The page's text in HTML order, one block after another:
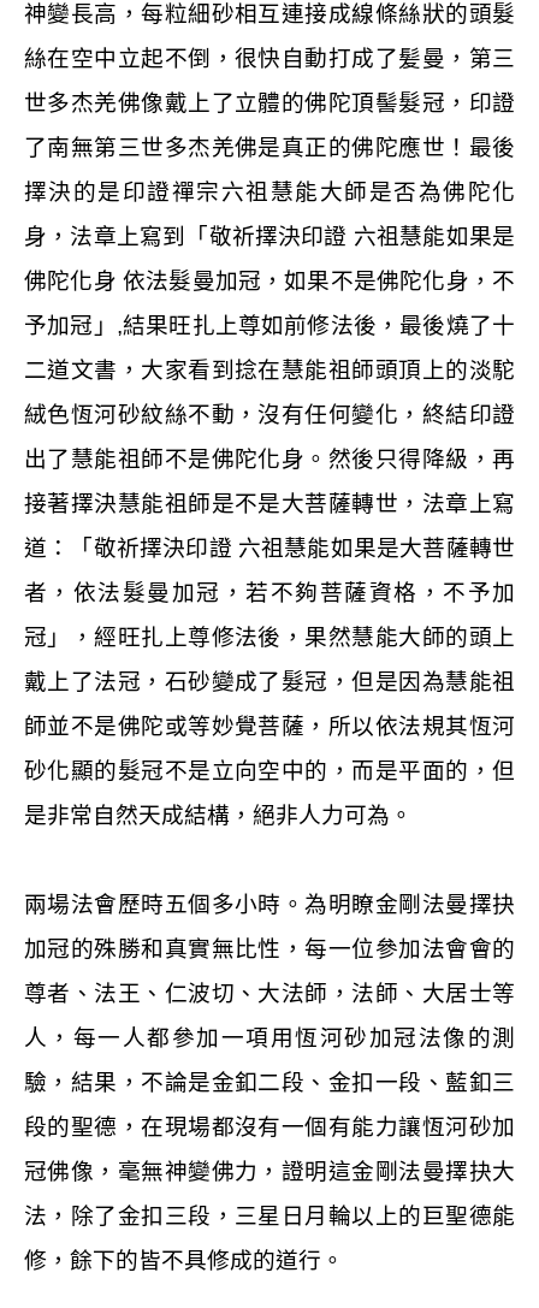
神變長高，每粒細砂相互連接成線條絲狀的頭髮
絲在空中立起不倒，很快自動打成了髪曼，第三
世多杰羌佛像戴上了立體的佛陀頂髻髮冠，印證
了南無第三世多杰羌佛是真正的佛陀應世！最後
擇決的是印證禪宗六祖慧能大師是否為佛陀化
身，法章上寫到「敬祈擇決印證 六祖慧能如果是
佛陀化身 依法髮曼加冠，如果不是佛陀化身，不
予加冠」 ,結果旺扎上尊如前修法後，最後燒了十
二道文書，大家看到捻在慧能祖師頭頂上的淡駝
絨色恆河砂紋絲不動，沒有任何變化，終結印證
出了慧能祖師不是佛陀化身。然後只得降級，再
接著擇決慧能祖師是不是大菩薩轉世，法章上寫
道：「敬祈擇決印證 六祖慧能如果是大菩薩轉世
者，依法髮曼加冠，若不夠菩薩資格，不予加
冠」，經旺扎上尊修法後，果然慧能大師的頭上
戴上了法冠，石砂變成了髮冠，但是因為慧能祖
師並不是佛陀或等妙覺菩薩，所以依法規其恆河
砂化顯的髮冠不是立向空中的，而是平面的，但
是非常自然天成結構，絕非人力可為。
兩場法會歷時五個多小時。為明瞭金剛法曼擇抉
加冠的殊勝和真實無比性，每一位參加法會會的
尊者、法王、仁波切、大法師，法師、大居士等
人，每一人都參加一項用恆河砂加冠法像的測
驗，結果，不論是金釦二段、金扣一段、藍釦三
段的聖德，在現場都沒有一個有能力讓恆河砂加
冠佛像，毫無神變佛力，證明這金剛法曼擇抉大
法，除了金扣三段，三星日月輪以上的巨聖德能
修，餘下的皆不具修成的道行。